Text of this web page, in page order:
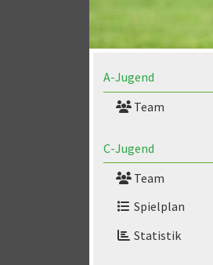
A-Jugend
Team
C-Jugend
Team
Spielplan
Statistik